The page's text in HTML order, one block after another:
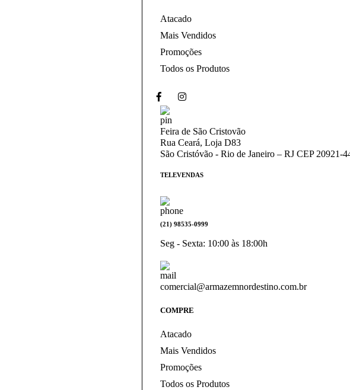
Atacado
Mais Vendidos
Promoções
Todos os Produtos
Feira de São Cristovão
Rua Ceará, Loja D83
São Cristóvão - Rio de Janeiro – RJ CEP 20921-
TELEVENDAS
(21) 98535-0999
Seg - Sexta: 10:00 às 18:00h
comercial@armazemnordestino.com.br
COMPRE
Atacado
Mais Vendidos
Promoções
Todos os Produtos